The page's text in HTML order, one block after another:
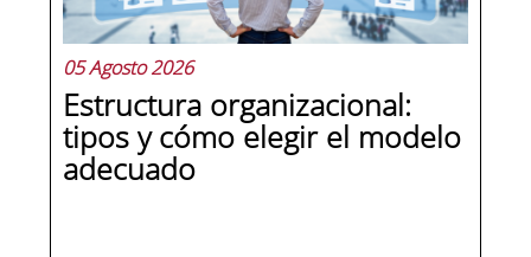
05 Agosto 2026
Estructura organizacional:
tipos y cómo elegir el modelo
adecuado